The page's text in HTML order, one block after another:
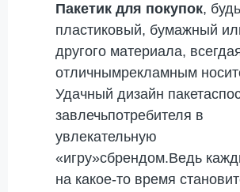
Пакетик для покупок,
пластиковый, бумажный
другого материала,
отличнымрекламным
Удачный дизайн
завлечьпотребителя в
увлекательную
«игру»сбрендом.Ведь
на какое-то время